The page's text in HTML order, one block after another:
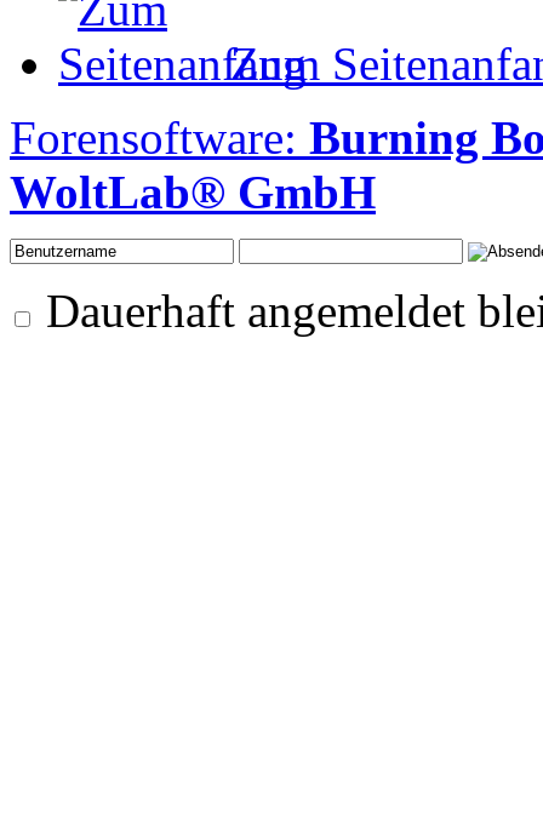
Zum
Forensoftware: Burning
WoltLab® GmbH
Dauerhaft angemeldet